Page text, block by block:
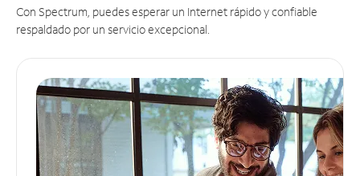
Con Spectrum, puedes esperar un Internet rápido y confiable
respaldado por un servicio excepcional.